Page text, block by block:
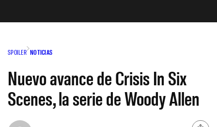
SPOILER NOTICIAS
Nuevo avance de Crisis In Six
Scenes, la serie de Woody Allen